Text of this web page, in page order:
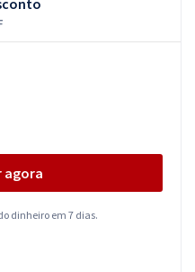
agora
dinheiro em 7 dias.